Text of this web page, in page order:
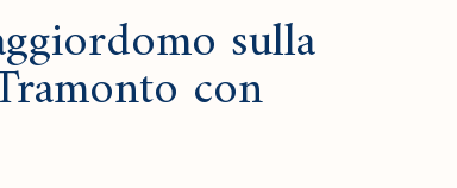
sulla
con